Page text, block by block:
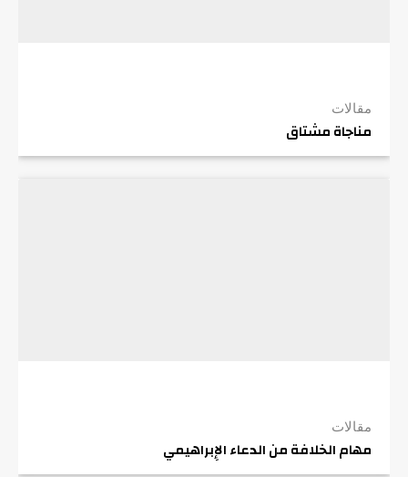
مقالات
مناجاة مشتاق
مقالات
مهام الخلافة من الدعاء الإِبراهيمي